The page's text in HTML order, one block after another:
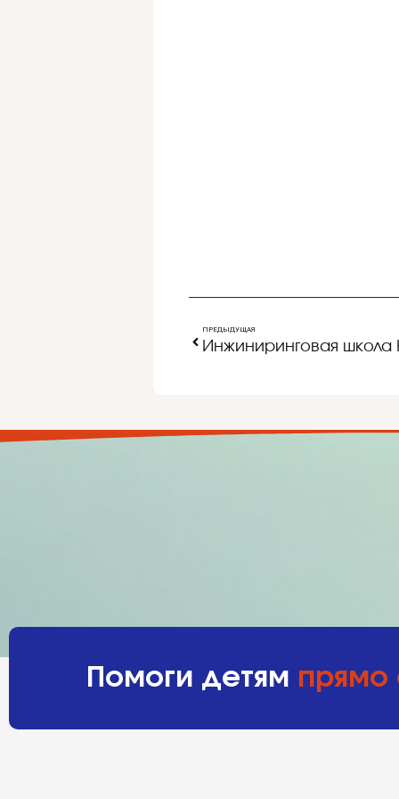
ПРЕДЫДУЩАЯ
Инжиниринговая школа
Помоги детям прямо